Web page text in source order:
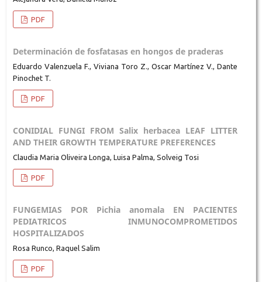
PDF
Determinación de fosfatasas en hongos de praderas
Eduardo Valenzuela F., Viviana Toro Z., Oscar Martínez V., Dante
Pinochet T.
PDF
CONIDIAL FUNGI FROM Salix herbacea LEAF LITTER
AND THEIR GROWTH TEMPERATURE PREFERENCES
Claudia Maria Oliveira Longa, Luisa Palma, Solveig Tosi
PDF
FUNGEMIAS POR Pichia anomala EN PACIENTES
PEDIATRICOS INMUNOCOMPROMETIDOS
HOSPITALIZADOS
Rosa Runco, Raquel Salim
PDF